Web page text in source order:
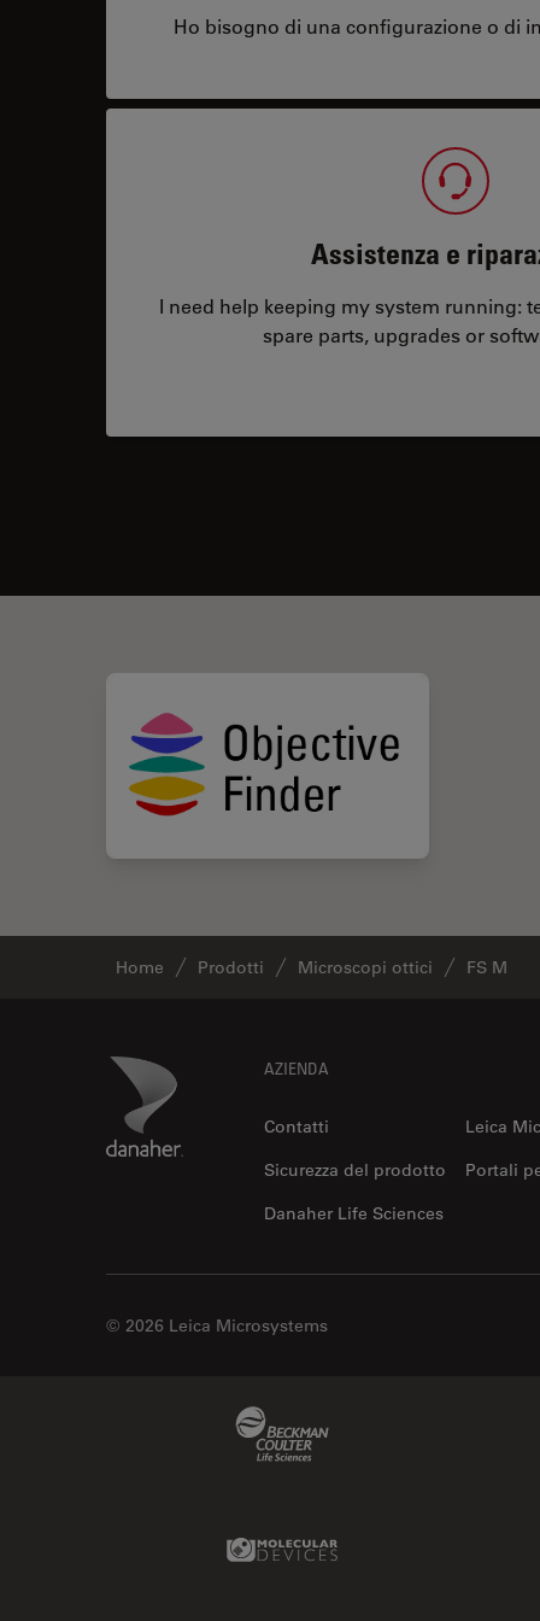
Ho bisogno di una configurazione o di
Assistenza e
I need help keeping my system running:
spare parts, upgrades or
Home Prodotti Microscopi ottici FS M
Danaher Logo AZIENDA
Contatti
Leica
Sicurezza del prodotto
Portali
Danaher Life Sciences
© 2026 Leica Microsystems
Molecular Devices Link